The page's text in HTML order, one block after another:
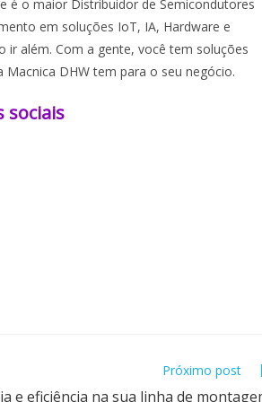
é o maior Distribuidor de Semicondutores
em soluções IoT, IA, Hardware e
além. Com a gente, você tem soluções
DHW tem para o seu negócio.
sociais​​​
Próximo post
e eficiência na sua linha de